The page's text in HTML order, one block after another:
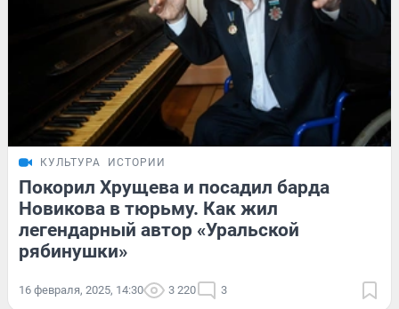
КУЛЬТУРА ИСТОРИИ
Покорил Хрущева и посадил барда
Новикова в тюрьму. Как жил
легендарный автор «Уральской
рябинушки»
16 февраля, 2025, 14:30 3 220 3